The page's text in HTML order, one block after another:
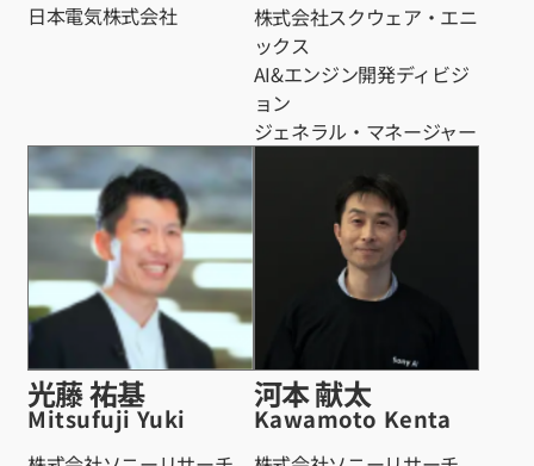
日本電気株式会社
株式会社スクウェア・エニ
ックス
AI&エンジン開発ディビジ
ョン
ジェネラル・マネージャー
光藤 祐基
Mitsufuji Yuki
河本 献太
Kawamoto Kenta